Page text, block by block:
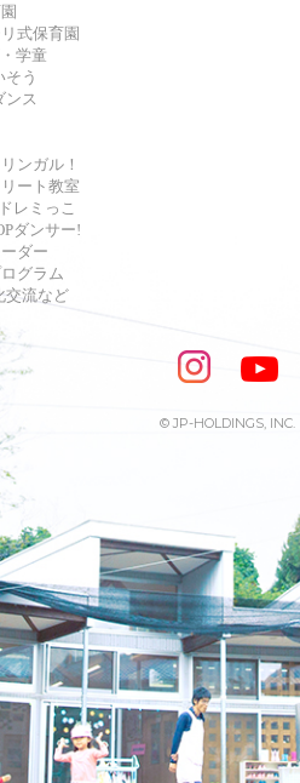
式保育園
学童
そう
ンス
ンガル！
ート教室
レミっこ
ダンサー!
ダー
グラム
交流など
© JP-HOLDINGS, INC.